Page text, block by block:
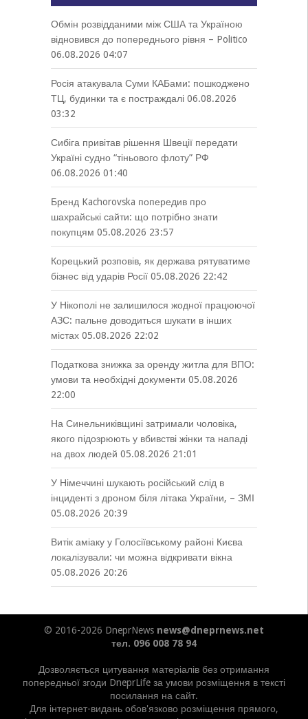
Обмін розвідданими між США та Україною
відновився до попереднього рівня – Politico
06.08.2026 04:07
Росія атакувала Суми КАБами: пошкоджено
ТЦ, будинки та є постраждалі 06.08.2026
03:32
Сибіга привітав рішення Швеції передати
Україні судно “тіньового флоту” РФ
06.08.2026 01:40
Бренд Kachorovska попередив про
шахрайські сайти: що потрібно знати
покупцям 05.08.2026 23:57
Корецький розповів, як держава рятуватиме
бізнес від ударів Росії 05.08.2026 22:42
У Нікополі не залишилося жодної працюючої
АЗС: пальне доводиться шукати в інших
містах 05.08.2026 22:02
Податкова знижка за оренду житла для ВПО:
умови та необхідні документи 05.08.2026
22:00
На Синельниківщині затримали чоловіка,
якого підозрюють у вбивстві жінки та нападі
на двох людей 05.08.2026 21:01
У Німеччині шукають російський слід в
інциденті з дроном біля літака України, – ЗМІ
05.08.2026 20:39
Витік аміаку у Голосіївському районі Києва
локалізували: чи можна відкривати вікна
05.08.2026 20:26
© 2016-2026 DneprNews news@dneprnews.net
тел. 096 008 78 94
Дозволяється цитування матеріалів без отримання
попередньої згоди DneprLife за умови розміщення в тексті
посилання на сайт.
Для інтернет-видань обов'язково розміщення прямого,